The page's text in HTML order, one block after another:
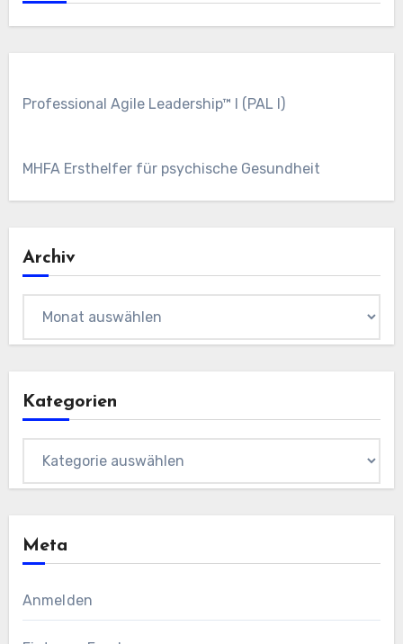
Professional Agile Leadership™ I (PAL I)
MHFA Ersthelfer für psychische Gesundheit
Archiv
Kategorien
Meta
Anmelden